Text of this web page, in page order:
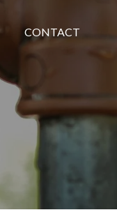
CONTACT